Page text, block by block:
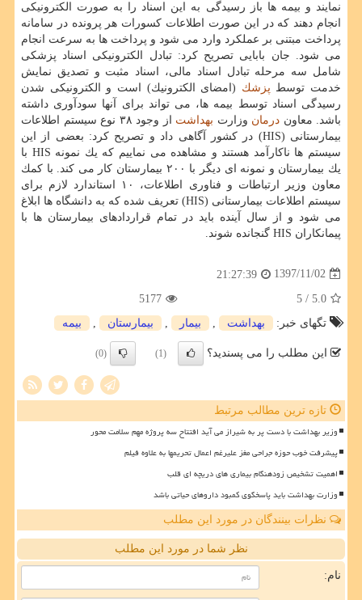
نمایند و بیمه ها باز رسیدگی به این اسناد را به صورت الكترونیكی
انجام دهند كه در این صورت اطلاعات كسورات هر پرونده در سامانه
پرداخت مبتنی بر عملكرد وارد می شود و پرداخت ها به سرعت انجام
می شود. جان بابایی تصریح كرد: تبادل الكترونیكی اسناد پزشكی
شامل سه مرحله تبادل اسناد مالی، اسناد مثبت و تصدیق نمایش
خدمت توسط پزشك (امضای الكترونیك) است و الكترونیكی شدن
رسیدگی اسناد توسط بیمه ها، می تواند برای آنها سودآوری داشته
باشد. معاون درمان وزارت بهداشت
از وجود ۳۸ نوع سیستم اطلاعات
بیمارستانی (HIS) در كشور آگاهی داد و تصریح كرد: بعضی از این
سیستم ها ناكارآمد هستند و مشاهده می نماییم كه یك نمونه HIS با
یك بیمارستان و نمونه ای دیگر با ۲۰۰ بیمارستان كار می كند. با كمك
معاون وزیر ارتباطات و فناوری اطلاعات، ۱۰ استاندارد لازم برای
سیستم اطلاعات بیمارستانی (HIS) تعریف شده كه به دانشگاه ها ابلاغ
می شود و از سال آینده باید در تمام قراردادهای بیمارستان ها با
پیمانكاران HIS گنجانده شوند.
1397/11/02
21:27:39
5.0
/ 5
5177
تگهای خبر:
بهداشت بیمار بیمارستان بیمه
این مطلب را می پسندید؟ (1)
(0)
تازه ترین مطالب مرتبط
وزیر بهداشت با دست پر به شیراز می آید افتتاح سه پروژه مهم سلامت محور
پیشرفت خوب حوزه جراحی مغز علیرغم اعمال تحریمها به علاوه فیلم
اهمیت تشخیص زودهنگام بیماری های دریچه ای قلب
وزارت بهداشت باید پاسخگوی کمبود داروهای حیاتی باشد
نظرات بینندگان در مورد این مطلب
نظر شما در مورد این مطلب
نام: